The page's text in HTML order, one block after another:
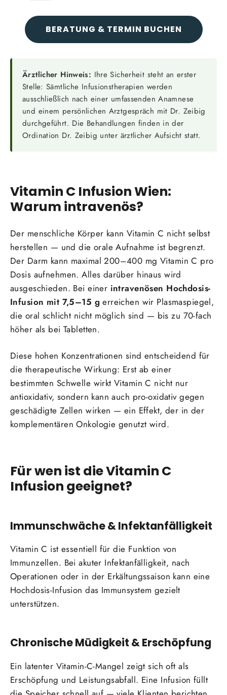
BERATUNG & TERMIN BUCHEN
Ärztlicher Hinweis: Ihre Sicherheit steht an erster
Stelle: Sämtliche Infusionstherapien werden
ausschließlich nach einer umfassenden Anamnese
und einem persönlichen Arztgespräch mit Dr. Zeibig
durchgeführt. Die Behandlungen finden in der
Ordination Dr. Zeibig unter ärztlicher Aufsicht statt.
Vitamin C Infusion Wien:
Warum intravenös?
Der menschliche Körper kann Vitamin C nicht selbst
herstellen — und die orale Aufnahme ist begrenzt.
Der Darm kann maximal 200–400 mg Vitamin C pro
Dosis aufnehmen. Alles darüber hinaus wird
ausgeschieden. Bei einer intravenösen Hochdosis-
Infusion mit 7,5–15 gerreichen wir Plasmaspiegel,
die oral schlicht nicht möglich sind — bis zu 70-fach
höher als bei Tabletten.
Diese hohen Konzentrationen sind entscheidend für
die therapeutische Wirkung: Erst ab einer
bestimmten Schwelle wirkt Vitamin C nicht nur
antioxidativ, sondern kann auch pro-oxidativ gegen
geschädigte Zellen wirken — ein Effekt, der in der
komplementären Onkologie genutzt wird.
Für wen ist die Vitamin C
Infusion geeignet?
Immunschwäche & Infektanfälligkeit
Vitamin C ist essentiell für die Funktion von
Immunzellen. Bei akuter Infektanfälligkeit, nach
Operationen oder in der Erkältungssaison kann eine
Hochdosis-Infusion das Immunsystem gezielt
unterstützen.
Chronische Müdigkeit & Erschöpfung
Ein latenter Vitamin-C-Mangel zeigt sich oft als
Erschöpfung und Leistungsabfall. Eine Infusion füllt